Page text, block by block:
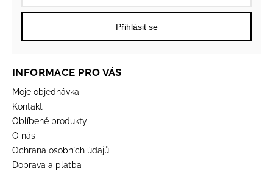
Přihlásit se
INFORMACE PRO VÁS
Moje objednávka
Kontakt
Oblíbené produkty
O nás
Ochrana osobních údajů
Doprava a platba